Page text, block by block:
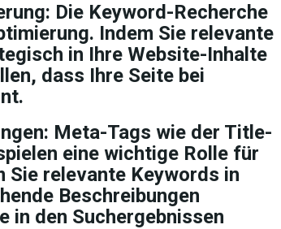
Die Keyword-Recherche
Indem Sie relevante
in Ihre Website-Inhalte
dass Ihre Seite bei
Meta-Tags wie der Title-
eine wichtige Rolle für
Sie relevante Keywords in
Beschreibungen
in den Suchergebnissen